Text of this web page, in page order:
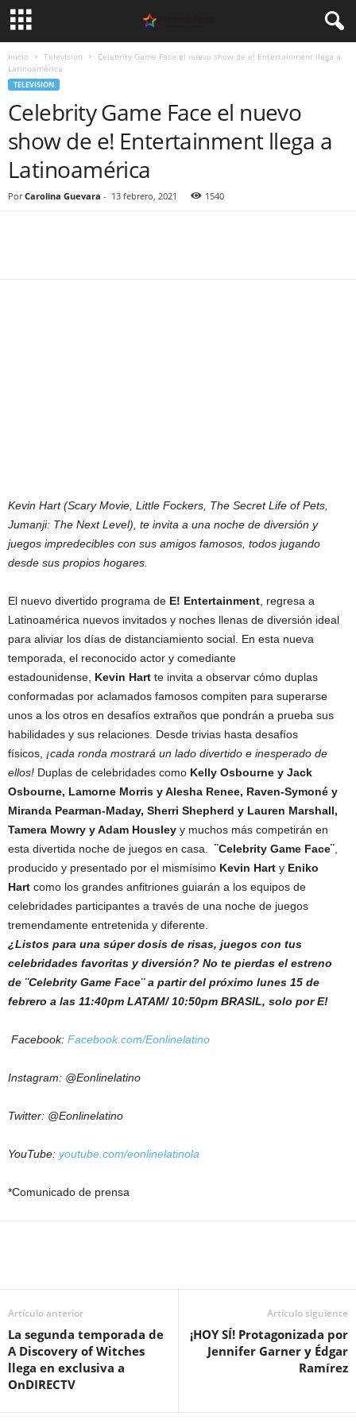
Inicio Television
Celebrity Game Face el nuevo show de e! Entertainment llega a
Latinoamérica
TELEVISION
Celebrity Game Face el nuevo
show de e! Entertainment llega a
Latinoamérica
Por Carolina Guevara - 13 febrero, 2021 1540
Kevin Hart (Scary Movie, Little Fockers, The Secret Life of Pets,
Jumanji: The Next Level), te invita a una noche de diversión y
juegos impredecibles con sus amigos famosos, todos jugando
desde sus propios hogares.
El nuevo divertido programa de E! Entertainment , regresa a
Latinoamérica nuevos invitados y noches llenas de diversión ideal
para aliviar los días de distanciamiento social. En esta nueva
temporada, el reconocido actor y comediante
estadounidense, Kevin Hart te invita a observar cómo duplas
conformadas por aclamados famosos compiten para superarse
unos a los otros en desafíos extraños que pondrán a prueba sus
habilidades y sus relaciones. Desde trivias hasta desafíos
físicos, ¡cada ronda mostrará un lado divertido e inesperado de
ellos! Duplas de celebridades como Kelly Osbourne y Jack
Osbourne, Lamorne Morris y Alesha Renee, Raven-Symoné y
Miranda Pearman-Maday, Sherri Shepherd y Lauren Marshall,
Tamera Mowry y Adam Housley y muchos más competirán en
esta divertida noche de juegos en casa. ¨Celebrity Game Face¨
producido y presentado por el mismísimo Kevin Hart y Eniko
Hart como los grandes anfitriones guiarán a los equipos de
celebridades participantes a través de una noche de juegos
tremendamente entretenida y diferente.
¿Listos para una súper dosis de risas, juegos con tus
celebridades favoritas y diversión? No te pierdas el estreno
de ¨Celebrity Game Face¨ a partir del próximo lunes 15 de
febrero a las 11:40pm LATAM/ 10:50pm BRASIL, solo por E!
Facebook: Facebook.com/Eonlinelatino
Instagram: @Eonlinelatino
Twitter: @Eonlinelatino
YouTube: youtube.com/eonlinelatinola
*Comunicado de prensa
Artículo anterior
La segunda temporada de
A Discovery of Witches
llega en exclusiva a
OnDIRECTV
Artículo siguiente
¡HOY SÍ! Protagonizada por
Jennifer Garner y Édgar
Ramírez